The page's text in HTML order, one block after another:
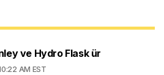
ve Hydro Flask ür
AM EST